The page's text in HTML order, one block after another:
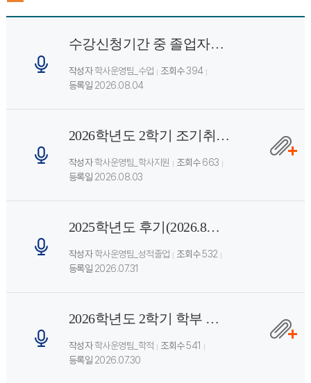
수강신청기간 중 졸업자가진단 확인 불가시간 운영안내
작성자 학사운영팀_수업 조회수394
등록일 2026.08.04
2026학년도 2학기 조기취창업 신청 및 전공 SDU 신청 안내
작성자 학사운영팀_학사지원 조회수663
등록일 2026.08.03
2025학년도 후기(2026.8월) 학위수여 안내
작성자 학사운영팀_성적졸업 조회수532
등록일 2026.07.31
2026학년도 2학기 학부 휴학 신청 안내
작성자 학사운영팀_학적 조회수541
등록일 2026.07.30